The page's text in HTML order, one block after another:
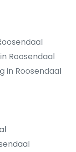
Roosendaal
in Roosendaal